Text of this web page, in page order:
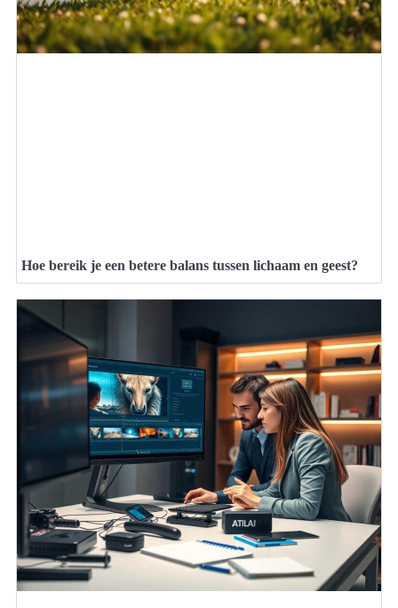
Hoe bereik je een betere balans tussen lichaam en geest?